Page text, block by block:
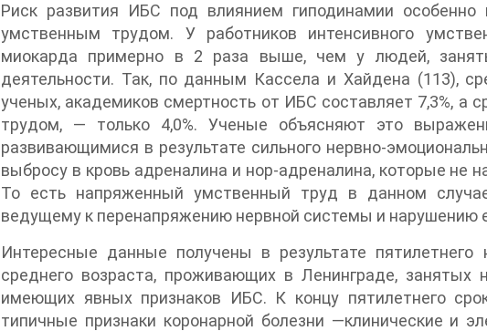
Риск развития ИБС под влиянием гиподинамии
умственным трудом. У работников интенсивного
миокарда примерно в 2 раза выше, чем у людей,
деятельности. Так, по данным Кассела и Хайдена (113),
ученых, академиков смертность от ИБС составляет 7,3%, а
трудом, — только 4,0%. Ученые объясняют это
развивающимися в результате сильного нервно-
выбросу в кровь адреналина и нор-адреналина, которые не
То есть напряженный умственный труд в данном
ведущему к перенапряжению нервной системы и нарушению
Интересные данные получены в результате
среднего возраста, проживающих в Ленинграде,
имеющих явных признаков ИБС. К концу пятилетнего
типичные признаки коронарной болезни —клинические и